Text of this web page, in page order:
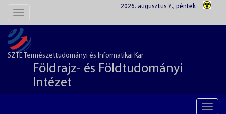
Toggle
2026. augusztus 7., péntek
SZTE Természettudományi és Informatikai Kar
Földrajz- és Földtudományi
Intézet